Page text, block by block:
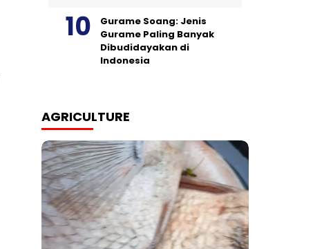
Gurame Soang: Jenis
Gurame Paling Banyak
Dibudidayakan di
Indonesia
AGRICULTURE